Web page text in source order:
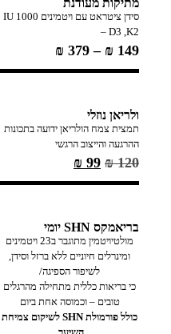
מתיקות מעודנת
סידן ציטראט עם ויטמינים IU 1000
– D3 ,K2
₪ 149
–
₪ 379
ולריאן נוזלי
תמצית צמח הולריאן ידועה בתכונות
ההרגעה והייצוב הרגשי
₪120
₪ 99
בריאמקס SHN יומי
מולטיויטמין מתוגבר ב23 ויטמינים
ומינרלים חיוניים ללא ברזל וסידן,
לשיפור הספיגה/
כי בריאות כללית מתחילה מהרגלים
טובים – וכמוסה אחת ביום
כולל פורמולת SHN לשיקום צמיחת